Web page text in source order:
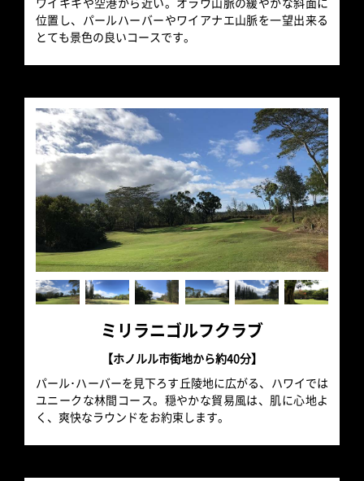
位置し、パールハーバーやワイアナエ山脈を一望出来る
とても景色の良いコースです。
ミリラニゴルフクラブ
【ホノルル市街地から約40分】
パール･ハーバーを見下ろす丘陵地に広がる、ハワイでは
ユニークな林間コース。穏やかな貿易風は、肌に心地よ
く、爽快なラウンドをお約束します。